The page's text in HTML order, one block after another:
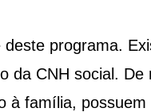
programa.
da CNH social. De
à família,